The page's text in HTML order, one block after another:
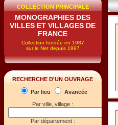
COLLECTION PRINCIPALE
MONOGRAPHIES DES
VILLES ET VILLAGES DE
FRANCE
Collection fondée en 1987
sur le Net depuis 1997
RECHERCHE D'UN OUVRAGE
Par lieu
Avancée
Par ville, village :
Par département :